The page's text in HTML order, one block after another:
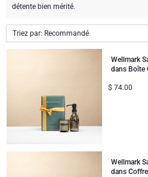
Neuhaus chocolats
Anniversaire
Cadeaux mariage
Collection d'Entreprise
détente bien mérité.
Triez par: Recommandé
Prix par ordre décroissant
Wellmark
dans Boîte
$ 74.00
Wellmark
dans